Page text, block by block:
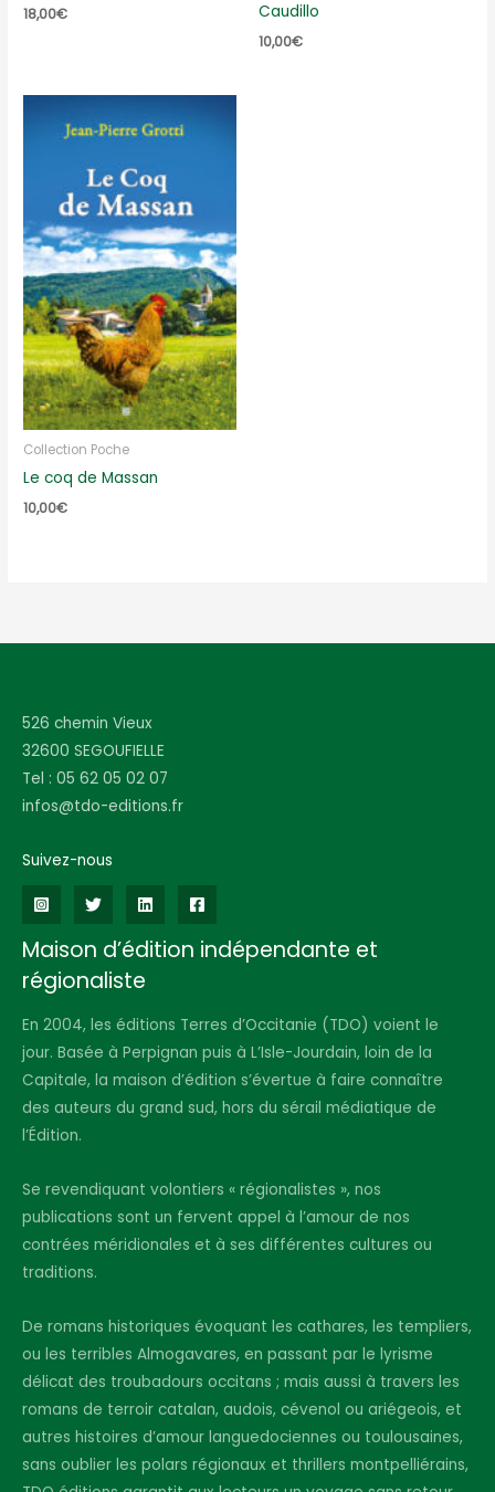
18,00€
Caudillo
10,00€
Collection Poche
Le coq de Massan
10,00€
526 chemin Vieux
32600 SEGOUFIELLE
Tel : 05 62 05 02 07
infos@tdo-editions.fr
Suivez-nous
Maison d’édition indépendante et
régionaliste
En 2004, les éditions Terres d’Occitanie (TDO) voient le
jour. Basée à Perpignan puis à L’Isle-Jourdain, loin de la
Capitale, la maison d’édition s’évertue à faire connaître
des auteurs du grand sud, hors du sérail médiatique de
l’Édition.
Se revendiquant volontiers « régionalistes », nos
publications sont un fervent appel à l’amour de nos
contrées méridionales et à ses différentes cultures ou
traditions.
De romans historiques évoquant les cathares, les templiers,
ou les terribles Almogavares, en passant par le lyrisme
délicat des troubadours occitans ; mais aussi à travers les
romans de terroir catalan, audois, cévenol ou ariégeois, et
autres histoires d’amour languedociennes ou toulousaines,
sans oublier les polars régionaux et thrillers montpelliérains,